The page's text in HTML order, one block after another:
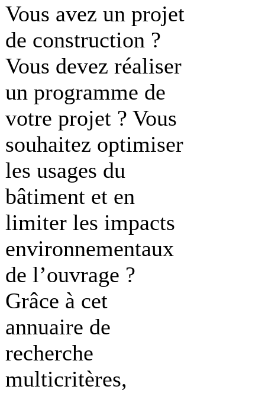
Vous avez un projet
de construction ?
Vous devez réaliser
un programme de
votre projet ? Vous
souhaitez optimiser
les usages du
bâtiment et en
limiter les impacts
environnementaux
de l’ouvrage ?
Grâce à cet
annuaire de
recherche
multicritères,